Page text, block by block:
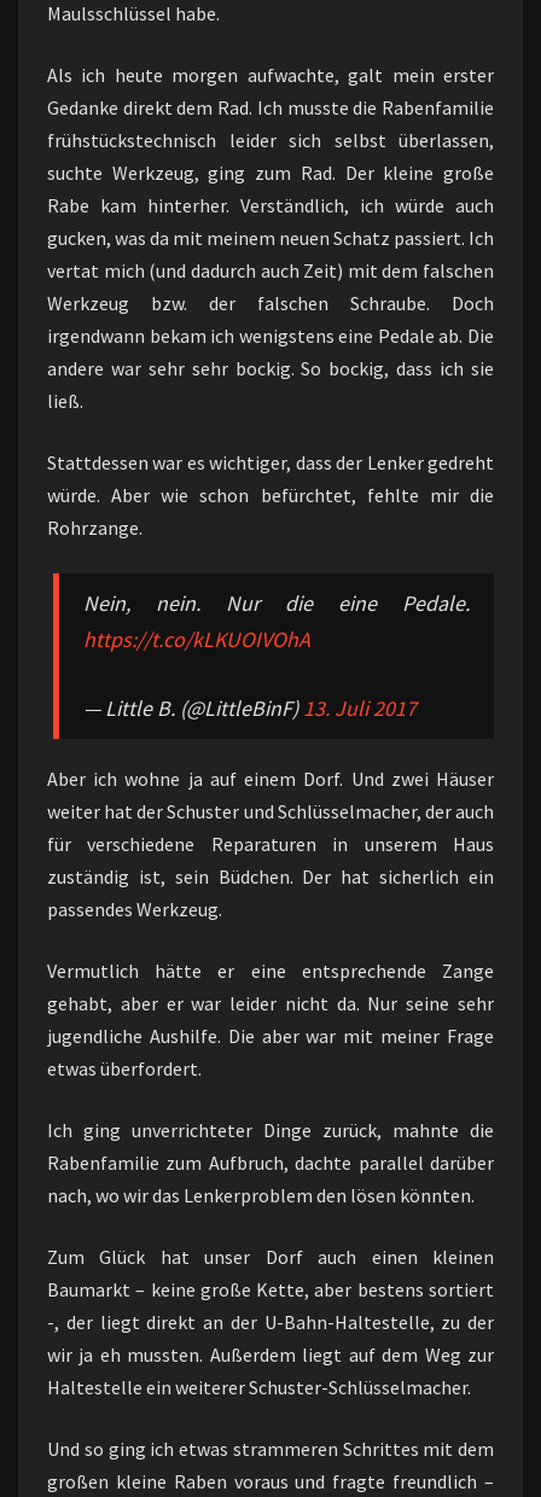
Maulsschlüssel habe.
Als ich heute morgen aufwachte, galt mein erster
Gedanke direkt dem Rad. Ich musste die Rabenfamilie
frühstückstechnisch leider sich selbst überlassen,
suchte Werkzeug, ging zum Rad. Der kleine große
Rabe kam hinterher. Verständlich, ich würde auch
gucken, was da mit meinem neuen Schatz passiert. Ich
vertat mich (und dadurch auch Zeit) mit dem falschen
Werkzeug bzw. der falschen Schraube. Doch
irgendwann bekam ich wenigstens eine Pedale ab. Die
andere war sehr sehr bockig. So bockig, dass ich sie
ließ.
Stattdessen war es wichtiger, dass der Lenker gedreht
würde. Aber wie schon befürchtet, fehlte mir die
Rohrzange.
Nein, nein. Nur die eine Pedale.
https://t.co/kLKUOIVOhA
— Little B. (@LittleBinF)13. Juli 2017
Aber ich wohne ja auf einem Dorf. Und zwei Häuser
weiter hat der Schuster und Schlüsselmacher, der auch
für verschiedene Reparaturen in unserem Haus
zuständig ist, sein Büdchen. Der hat sicherlich ein
passendes Werkzeug.
Vermutlich hätte er eine entsprechende Zange
gehabt, aber er war leider nicht da. Nur seine sehr
jugendliche Aushilfe. Die aber war mit meiner Frage
etwas überfordert.
Ich ging unverrichteter Dinge zurück, mahnte die
Rabenfamilie zum Aufbruch, dachte parallel darüber
nach, wo wir das Lenkerproblem den lösen könnten.
Zum Glück hat unser Dorf auch einen kleinen
Baumarkt – keine große Kette, aber bestens sortiert
-, der liegt direkt an der U-Bahn-Haltestelle, zu der
wir ja eh mussten. Außerdem liegt auf dem Weg zur
Haltestelle ein weiterer Schuster-Schlüsselmacher.
Und so ging ich etwas strammeren Schrittes mit dem
großen kleine Raben voraus und fragte freundlich –